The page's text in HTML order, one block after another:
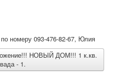
номеру 093-476-82-67, Юлия
НОВЫЙ ДОМ!!! 1 к.кв.
- 1.